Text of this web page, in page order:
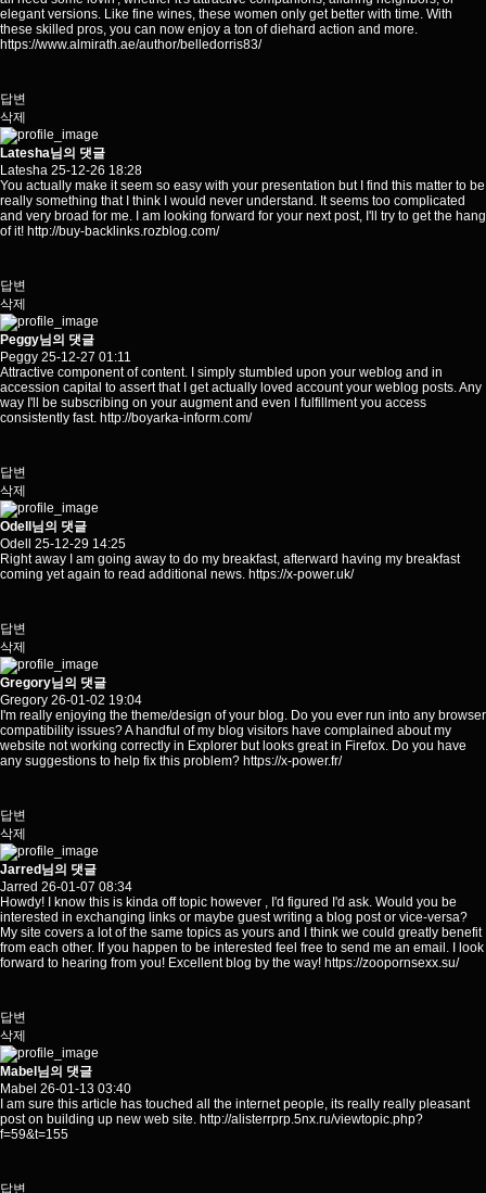
elegant versions. Like fine wines, these women only get better with time. With
these skilled pros, you can now enjoy a ton of diehard action and more.
https://www.almirath.ae/author/belledorris83/
답변
삭제
Latesha님의 댓글
Latesha 25-12-26 18:28
You actually make it seem so easy with your presentation but I find this matter to be
really something that I think I would never understand. It seems too complicated
and very broad for me. I am looking forward for your next post, I'll try to get the hang
of it! http://buy-backlinks.rozblog.com/
답변
삭제
Peggy님의 댓글
Peggy 25-12-27 01:11
Attractive component of content. I simply stumbled upon your weblog and in
accession capital to assert that I get actually loved account your weblog posts. Any
way I'll be subscribing on your augment and even I fulfillment you access
consistently fast. http://boyarka-inform.com/
답변
삭제
Odell님의 댓글
Odell
25-12-29 14:25
Right away I am going away to do my breakfast, afterward having my breakfast
coming yet again to read additional news. https://x-power.uk/
답변
삭제
Gregory님의 댓글
Gregory 26-01-02 19:04
I'm really enjoying the theme/design of your blog. Do you ever run into any browser
compatibility issues? A handful of my blog visitors have complained about my
website not working correctly in Explorer but looks great in Firefox. Do you have
any suggestions to help fix this problem? https://x-power.fr/
답변
삭제
Jarred님의 댓글
Jarred 26-01-07 08:34
Howdy! I know this is kinda off topic however , I'd figured I'd ask. Would you be
interested in exchanging links or maybe guest writing a blog post or vice-versa?
My site covers a lot of the same topics as yours and I think we could greatly benefit
from each other. If you happen to be interested feel free to send me an email. I look
forward to hearing from you! Excellent blog by the way! https://zoopornsexx.su/
답변
삭제
Mabel님의 댓글
Mabel 26-01-13 03:40
I am sure this article has touched all the internet people, its really really pleasant
post on building up new web site. http://alisterrprp.5nx.ru/viewtopic.php?
f=59&t=155
답변